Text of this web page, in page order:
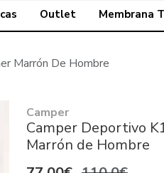
Outlet Membrana
Marrón De Hombre
Camper
Camper Deportivo
Marrón de Hombre